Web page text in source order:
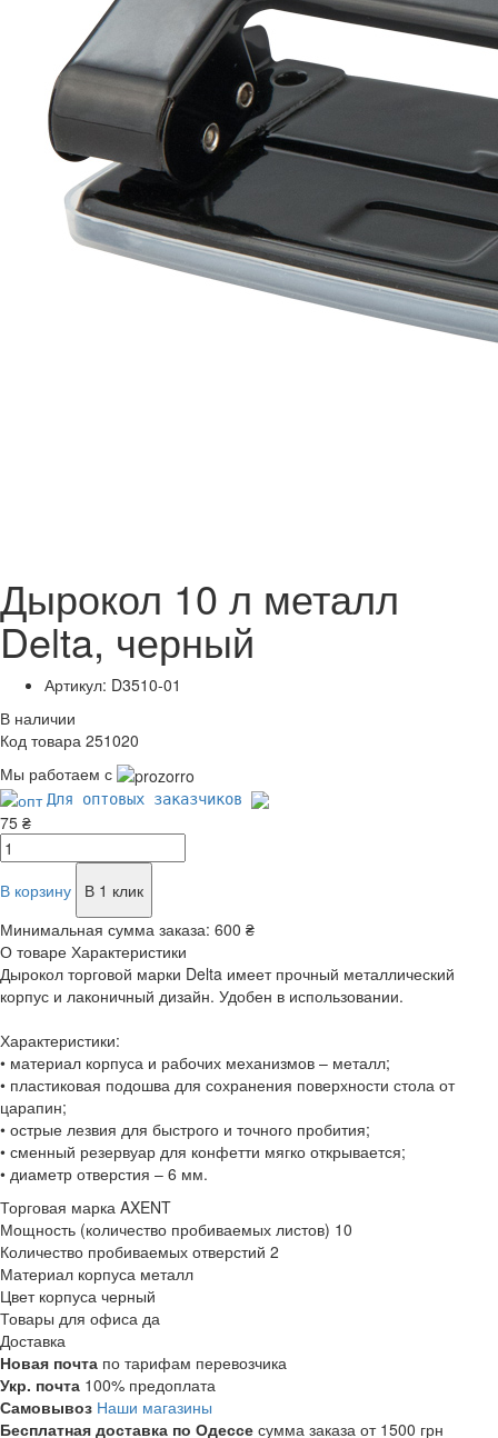
Дырокол 10 л металл
Delta, черный
Артикул: D3510-01
В наличии
Код товара 251020
Мы работаем с
Для оптовых заказчиков
75 ₴
В корзину
В 1 клик
Минимальная сумма заказа: 600 ₴
О товаре Характеристики
Дырокол торговой марки Delta имеет прочный металлический
корпус и лаконичный дизайн. Удобен в использовании.
Характеристики:
• материал корпуса и рабочих механизмов – металл;
• пластиковая подошва для сохранения поверхности стола от
царапин;
• острые лезвия для быстрого и точного пробития;
• сменный резервуар для конфетти мягко открывается;
• диаметр отверстия – 6 мм.
Торговая марка AXENT
Мощность (количество пробиваемых листов) 10
Количество пробиваемых отверстий 2
Материал корпуса металл
Цвет корпуса черный
Товары для офиса да
Доставка
Новая почта по тарифам перевозчика
Укр. почта 100% предоплата
Самовывоз Наши магазины
Бесплатная доставка по Одессе сумма заказа от 1500 грн